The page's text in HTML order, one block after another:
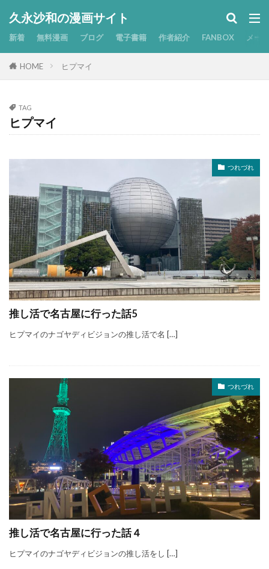
久永沙和の漫画サイト
新着 無料漫画 ブログ 電子書籍 作者紹介 FANBOX メール
HOME ヒプマイ
TAG
ヒプマイ
つれづれ
推し活で名古屋に行った話5
ヒプマイのナゴヤディビジョンの推し活で名 […]
つれづれ
推し活で名古屋に行った話４
ヒプマイのナゴヤディビジョンの推し活をし […]